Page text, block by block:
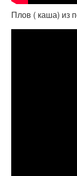
Плов ( каша) из